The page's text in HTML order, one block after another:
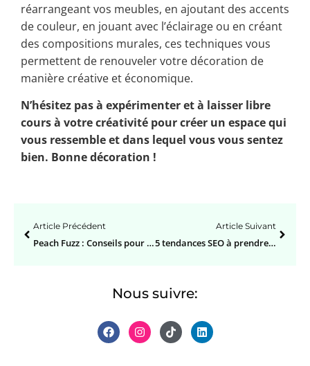
réarrangeant vos meubles, en ajoutant des accents
de couleur, en jouant avec l’éclairage ou en créant
des compositions murales, ces techniques vous
permettent de renouveler votre décoration de
manière créative et économique.
N’hésitez pas à expérimenter et à laisser libre
cours à votre créativité pour créer un espace qui
vous ressemble et dans lequel vous vous sentez
bien. Bonne décoration !
Article Précédent
Peach Fuzz : Conseils pour intégrer la couleur de l’année 2024 dans votre Intérieur
Article Suivant
5 tendances SEO à prendre en compte pour 2025
Nous suivre: